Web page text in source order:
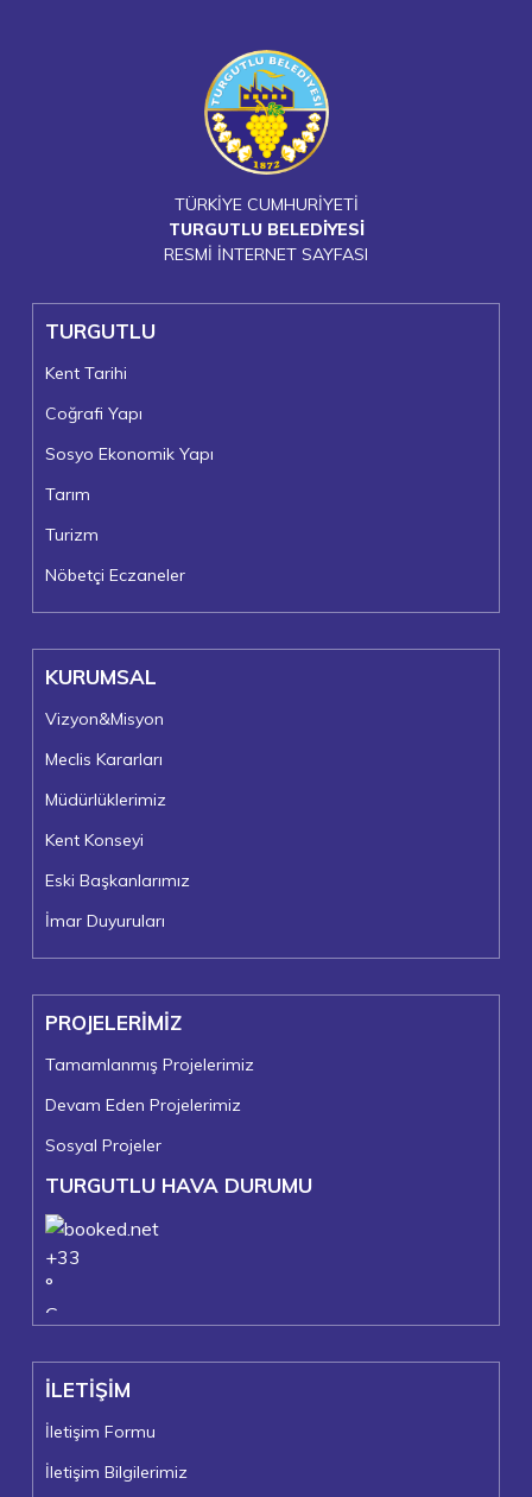
TÜRKİYE CUMHURİYETİ
TURGUTLU BELEDİYESİ
RESMİ İNTERNET SAYFASI
TURGUTLU
Kent Tarihi
Coğrafi Yapı
Sosyo Ekonomik Yapı
Tarım
Turizm
Nöbetçi Eczaneler
KURUMSAL
Vizyon&Misyon
Meclis Kararları
Müdürlüklerimiz
Kent Konseyi
Eski Başkanlarımız
İmar Duyuruları
PROJELERİMİZ
Tamamlanmış Projelerimiz
Devam Eden Projelerimiz
Sosyal Projeler
TURGUTLU HAVA DURUMU
+33
°
C
+24°
Turgutlu
Cumartesi, 08
İLETİŞİM
İletişim Formu
İletişim Bilgilerimiz